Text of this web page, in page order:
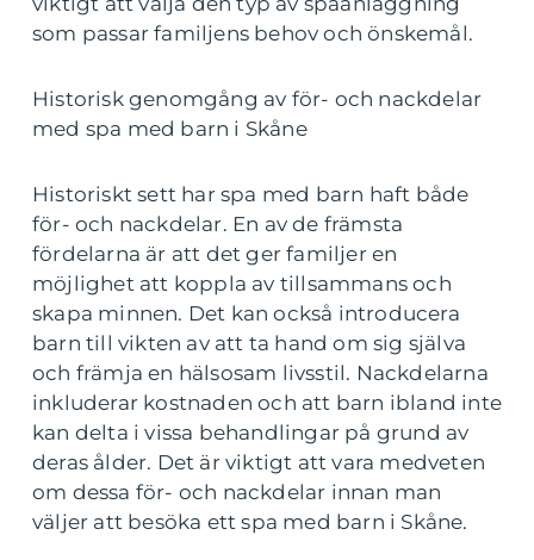
som passar familjens behov och önskemål.
Historisk genomgång av för- och nackdelar
med spa med barn i Skåne
Historiskt sett har spa med barn haft både
för- och nackdelar. En av de främsta
fördelarna är att det ger familjer en
möjlighet att koppla av tillsammans och
skapa minnen. Det kan också introducera
barn till vikten av att ta hand om sig själva
och främja en hälsosam livsstil. Nackdelarna
inkluderar kostnaden och att barn ibland inte
kan delta i vissa behandlingar på grund av
deras ålder. Det är viktigt att vara medveten
om dessa för- och nackdelar innan man
väljer att besöka ett spa med barn i Skåne.